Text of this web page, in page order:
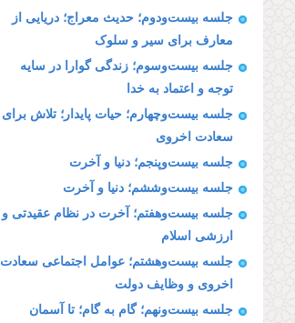
جلسه بیست‌ودوم؛ حدیث معراج؛ دریایی از
معارف برای سیر و سلوک
جلسه بیست‌وسوم؛ زندگی گوارا در سایه
توجه و اعتماد به خدا
جلسه بیست‌وچهارم؛ حیات پایدار؛ تلاش برای
سعادت اخروی
جلسه بیست‌وپنجم؛ دنیا و آخرت
جلسه بیست‌وششم؛ دنیا و آخرت
جلسه بیست‌وهفتم؛ آخرت در نظام عقیدتی و
ارزشی اسلام
جلسه بیست‌وهشتم؛ عوامل اجتماعی سعادت
اخروی و وظایف دولت
جلسه بیست‌ونهم؛ گام به گام؛ تا آسمان